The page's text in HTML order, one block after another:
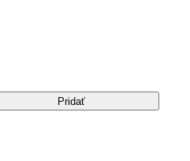
Pridať